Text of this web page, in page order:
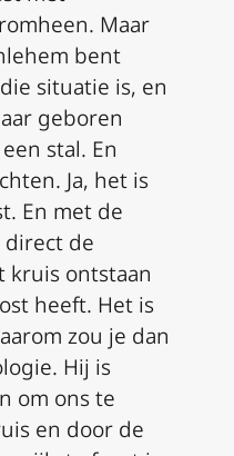
. Maar
bent
situatie is, en
geboren
stal. En
Ja, het is
En met de
direct de
kruis ontstaan
heeft. Het is
zou je dan
Hij is
om ons te
en door de